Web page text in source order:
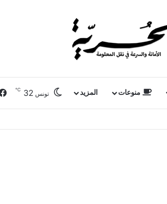
منوعات المزيد تونس 32
℃